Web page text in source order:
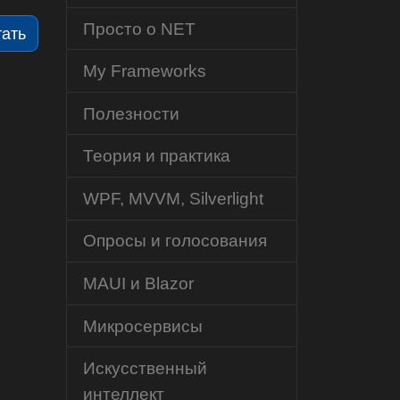
Просто о NET
My Frameworks
Полезности
Теория и практика
WPF, MVVM, Silverlight
Опросы и голосования
MAUI и Blazor
Микросервисы
Искусственный
интеллект